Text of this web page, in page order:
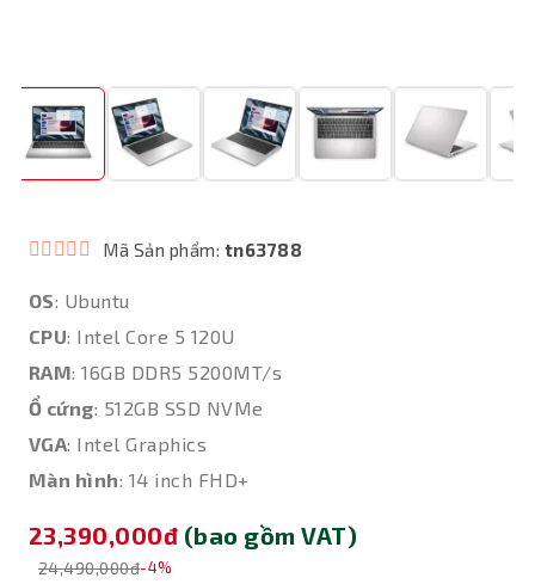
Mã Sản phẩm: tn63788
OS: Ubuntu
CPU: Intel Core 5 120U
RAM: 16GB DDR5 5200MT/s
Ổ cứng: 512GB SSD NVMe
VGA: Intel Graphics
Màn hình: 14 inch FHD+
23,390,000đ (bao gồm VAT)
24,490,000đ-4%